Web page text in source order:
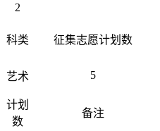
2
科类 征集志愿计划数
艺术 5
计划
数
备注